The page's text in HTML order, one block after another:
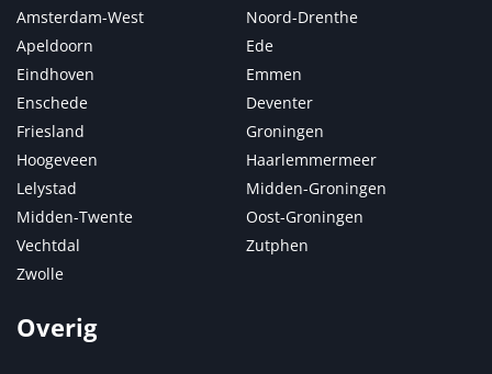
Amsterdam-West
Noord-Drenthe
Apeldoorn
Ede
Eindhoven
Emmen
Enschede
Deventer
Friesland
Groningen
Hoogeveen
Haarlemmermeer
Lelystad
Midden-Groningen
Midden-Twente
Oost-Groningen
Vechtdal
Zutphen
Zwolle
Overig